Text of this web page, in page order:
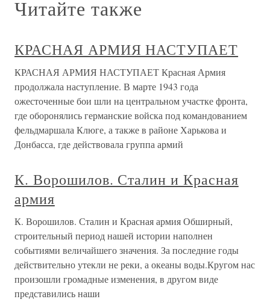
Читайте также
КРАСНАЯ АРМИЯ НАСТУПАЕТ
КРАСНАЯ АРМИЯ НАСТУПАЕТ Красная Армия
продолжала наступление. В марте 1943 года
ожесточенные бои шли на центральном участке фронта,
где оборонялись германские войска под командованием
фельдмаршала Клюге, а также в районе Харькова и
Донбасса, где действовала группа армий
К. Ворошилов. Сталин и Красная
армия
К. Ворошилов. Сталин и Красная армия Обширный,
строительный период нашей истории наполнен
событиями величайшего значения. За последние годы
действительно утекли не реки, а океаны воды.Кругом нас
произошли громадные изменения, в другом виде
представились наши